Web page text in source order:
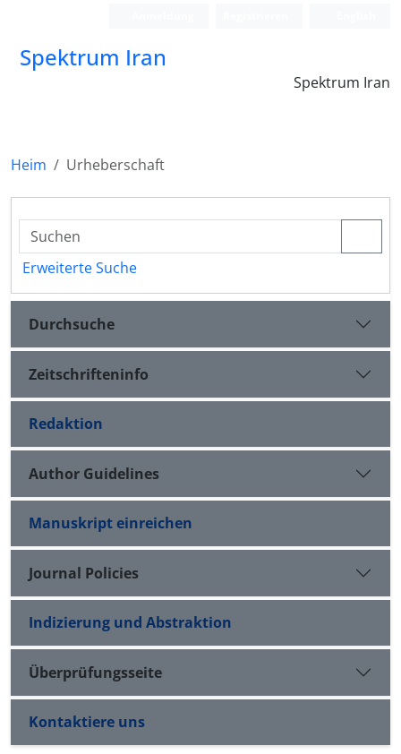
Spektrum Iran
Spektrum Iran
Heim Urheberschaft
Erweiterte Suche
Durchsuche
Zeitschrifteninfo
Redaktion
Author Guidelines
Manuskript einreichen
Journal Policies
Indizierung und Abstraktion
Überprüfungsseite
Kontaktiere uns